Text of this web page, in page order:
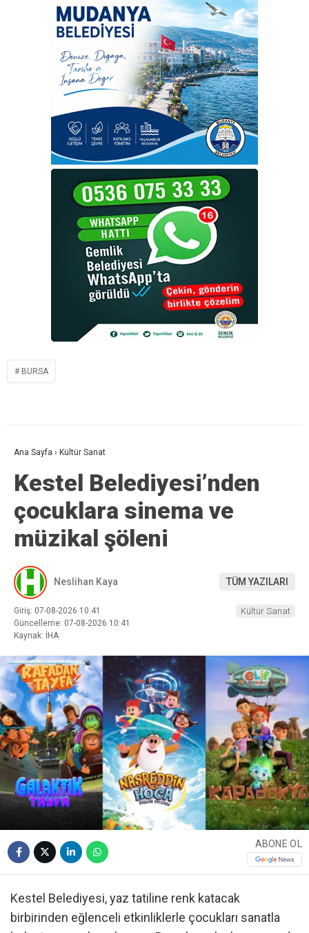
BURSA
Ana Sayfa › Kültür Sanat
Kestel Belediyesi’nden
çocuklara sinema ve
müzikal şöleni
Neslihan Kaya TÜM YAZILARI
Giriş: 07-08-2026 10:41
Güncelleme: 07-08-2026 10:41
Kaynak: İHA
Kültür Sanat
ABONE OL
Kestel Belediyesi, yaz tatiline renk katacak
birbirinden eğlenceli etkinliklerle çocukları sanatla